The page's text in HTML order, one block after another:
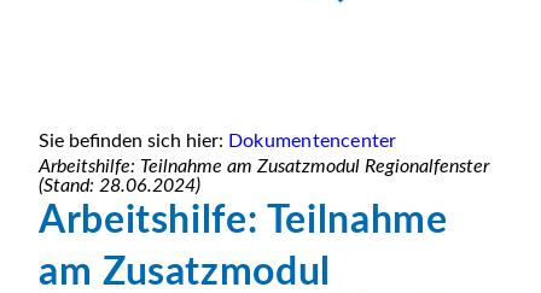
Sie befinden sich hier: Dokumentencenter
Arbeitshilfe: Teilnahme am Zusatzmodul Regionalfenster
(Stand: 28.06.2024)
Arbeitshilfe: Teilnahme
am Zusatzmodul